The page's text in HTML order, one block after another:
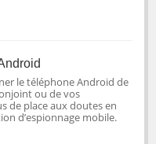
le téléphone Android de
ou de vos
de place aux doutes en
d’espionnage mobile.